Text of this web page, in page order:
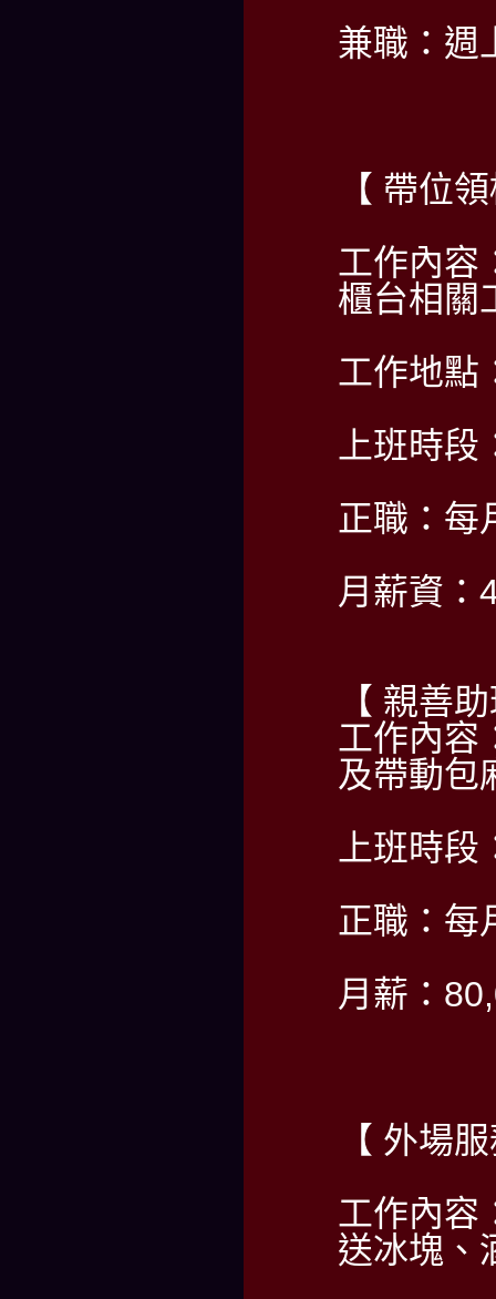
兼職：週
【 帶位
工作內容
櫃台相關
工作地點
上班時
正職：每
月薪資：
【 親善
工作內容
及帶動包
上班時
正職：每
月薪：
【 外場
工作內容
送冰塊、